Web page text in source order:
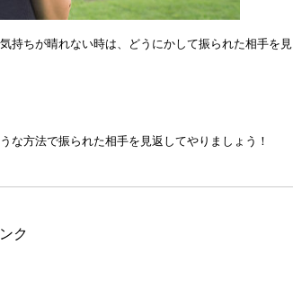
持ちが晴れない時は、どうにかして振られた相手を見
な方法で振られた相手を見返してやりましょう！
ク